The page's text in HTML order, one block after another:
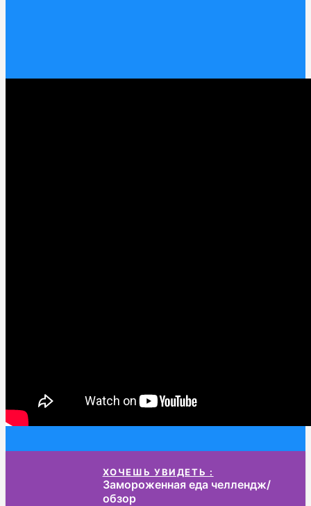
ХОЧЕШЬ УВИДЕТЬ :
Замороженная еда челлендж/
обзор